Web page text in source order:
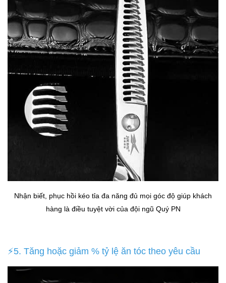
Nhận biết, phục hồi kéo tỉa đa năng đủ mọi góc độ giúp khách
hàng là điều tuyệt vời của đội ngũ Quý PN
⚡5. Tăng hoặc giảm % tỷ lệ ăn tóc theo yêu cầu